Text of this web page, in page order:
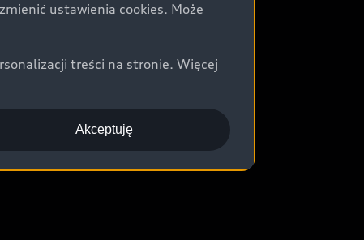
ustawienia cookies. Może
treści na stronie. Więcej
Akceptuję